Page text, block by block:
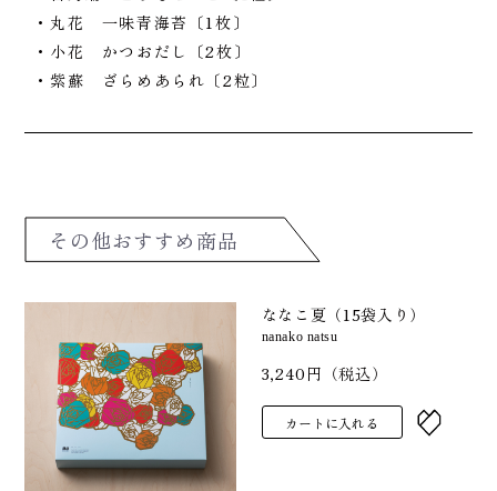
・丸花 一味青海苔〔1枚〕
・小花 かつおだし〔2枚〕
・紫蘇 ざらめあられ〔2粒〕
その他おすすめ商品
ななこ夏（15袋入り）
nanako natsu
3,240円（税込）
カートに入れる